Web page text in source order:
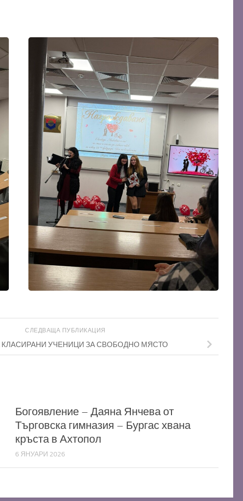
СЛЕДВАЩА ПУБЛИКАЦИЯ
УЧЕНИЦИ ЗА СВОБОДНО МЯСТО
Богоявление – Даяна Янчева от
Търговска гимназия – Бургас хвана
кръста в Ахтопол
6 ЯНУАРИ 2026